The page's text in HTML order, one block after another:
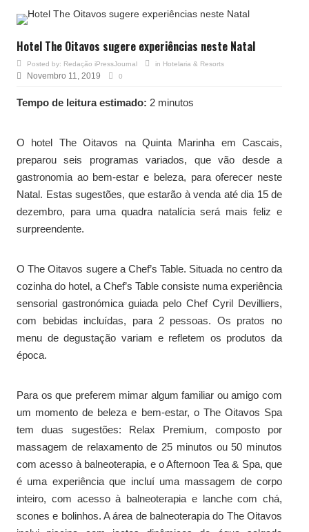
Hotel The Oitavos sugere experiências neste Natal
Posted by: Redação iPressJournal in Hotelaria & Resorts
Novembro 11, 2019 0
Tempo de leitura estimado: 2 minutos
O hotel The Oitavos na Quinta Marinha em Cascais,
preparou seis programas variados, que vão desde a
gastronomia ao bem-estar e beleza, para oferecer neste
Natal. Estas sugestões, que estarão à venda até dia 15 de
dezembro, para uma quadra natalícia será mais feliz e
surpreendente.
O The Oitavos sugere a Chef’s Table. Situada no centro da
cozinha do hotel, a Chef’s Table consiste numa experiência
sensorial gastronómica guiada pelo Chef Cyril Devilliers,
com bebidas incluídas, para 2 pessoas. Os pratos no
menu de degustação variam e refletem os produtos da
época.
Para os que preferem mimar algum familiar ou amigo com
um momento de beleza e bem-estar, o The Oitavos Spa
tem duas sugestões: Relax Premium, composto por
massagem de relaxamento de 25 minutos ou 50 minutos
com acesso à balneoterapia, e o Afternoon Tea & Spa, que
é uma experiência que incluí uma massagem de corpo
inteiro, com acesso à balneoterapia e lanche com chá,
scones e bolinhos. A área de balneoterapia do The Oitavos